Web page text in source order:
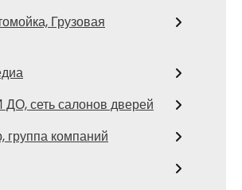
Грузовая
сеть салонов дверей
группа компаний